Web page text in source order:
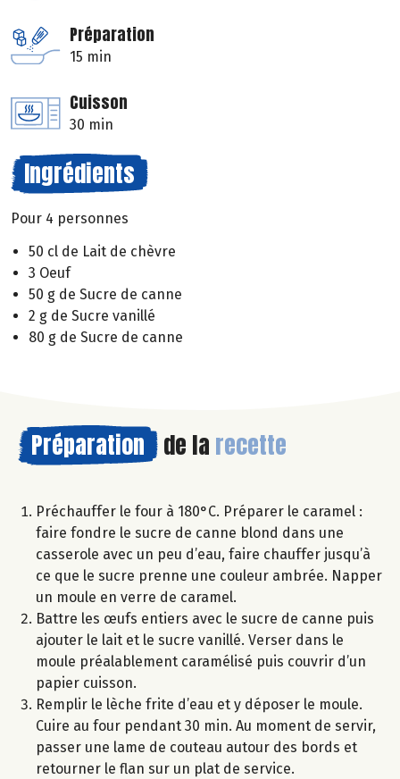
Préparation
15 min
Cuisson
30 min
Ingrédients
Pour 4 personnes
50 cl de Lait de chèvre
3 Oeuf
50 g de Sucre de canne
2 g de Sucre vanillé
80 g de Sucre de canne
Préparation de la recette
Préchauffer le four à 180°C. Préparer le caramel :
faire fondre le sucre de canne blond dans une
casserole avec un peu d’eau, faire chauffer jusqu’à
ce que le sucre prenne une couleur ambrée. Napper
un moule en verre de caramel.
Battre les œufs entiers avec le sucre de canne puis
ajouter le lait et le sucre vanillé. Verser dans le
moule préalablement caramélisé puis couvrir d’un
papier cuisson.
Remplir le lèche frite d’eau et y déposer le moule.
Cuire au four pendant 30 min. Au moment de servir,
passer une lame de couteau autour des bords et
retourner le flan sur un plat de service.